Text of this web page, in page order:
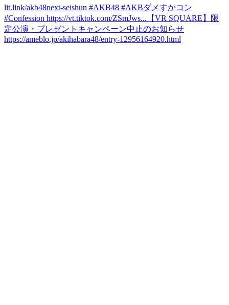
lit.link/akb48next-seishun #AKB48 #AKBダメすかコン
#Confession https://vt.tiktok.com/ZSmJws... 【VR SQUARE】限
定公演・プレゼントキャンペーン中止のお知らせ
https://ameblo.jp/akihabara48/entry-12956164920.html